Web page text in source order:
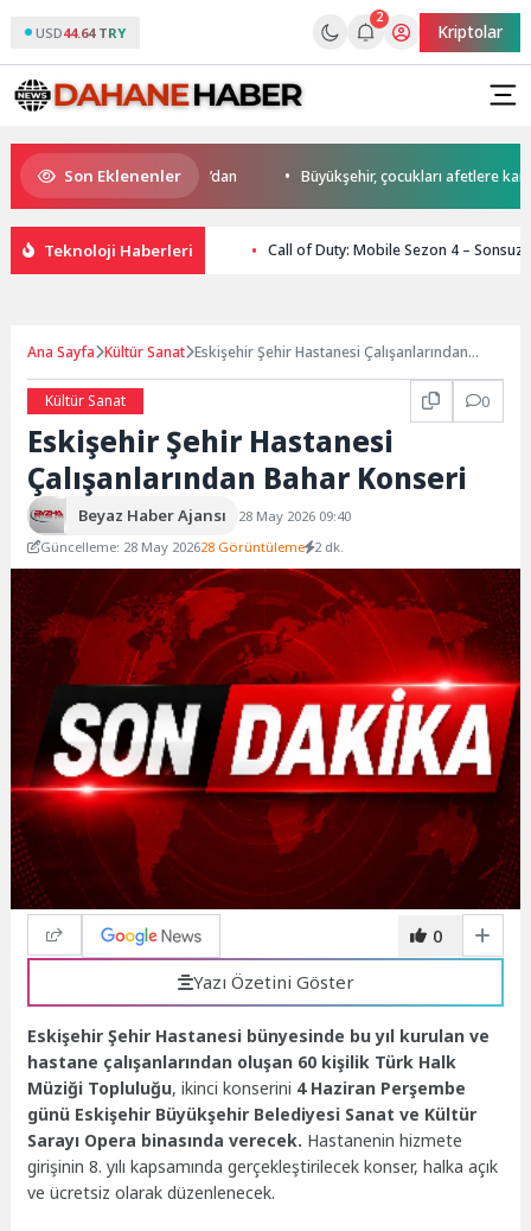
USD44.64 TRY
2
Kriptolar
Son Eklenenler
start Başkan Büyükakın’dan Büyükşehir, çocukları afetlere karşı
Teknoloji Haberleri Call of Duty: Mobile Sezon 4 – Sonsuz
Ana Sayfa Kültür Sanat Eskişehir Şehir Hastanesi Çalışanlarından
Kültür Sanat
0
Eskişehir Şehir Hastanesi
Çalışanlarından Bahar Konseri
Beyaz Haber Ajansı
28 May 2026 09:40
Güncelleme: 28 May 202628 Görüntüleme 2 dk.
0
Yazı Özetini Göster
Eskişehir Şehir Hastanesi bünyesinde bu yıl kurulan ve
hastane çalışanlarından oluşan 60 kişilik Türk Halk
Müziği Topluluğu, ikinci konserini 4 Haziran Perşembe
günü Eskişehir Büyükşehir Belediyesi Sanat ve Kültür
Sarayı Opera binasında verecek. Hastanenin hizmete
girişinin 8. yılı kapsamında gerçekleştirilecek konser, halka açık
ve ücretsiz olarak düzenlenecek.